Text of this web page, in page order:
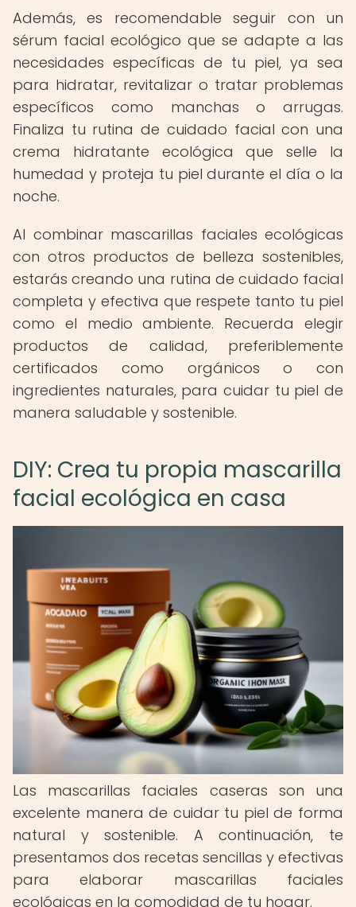
Además, es recomendable seguir con un
sérum facial ecológico que se adapte a las
necesidades específicas de tu piel, ya sea
para hidratar, revitalizar o tratar problemas
específicos como manchas o arrugas.
Finaliza tu rutina de cuidado facial con una
crema hidratante ecológica que selle la
humedad y proteja tu piel durante el día o la
noche.
Al combinar mascarillas faciales ecológicas
con otros productos de belleza sostenibles,
estarás creando una rutina de cuidado facial
completa y efectiva que respete tanto tu piel
como el medio ambiente. Recuerda elegir
productos de calidad, preferiblemente
certificados como orgánicos o con
ingredientes naturales, para cuidar tu piel de
manera saludable y sostenible.
DIY: Crea tu propia mascarilla
facial ecológica en casa
Las mascarillas faciales caseras son una
excelente manera de cuidar tu piel de forma
natural y sostenible. A continuación, te
presentamos dos recetas sencillas y efectivas
para elaborar mascarillas faciales
ecológicas en la comodidad de tu hogar.